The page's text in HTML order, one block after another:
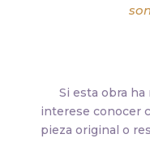
Si esta obra
interese conocer
pieza original o